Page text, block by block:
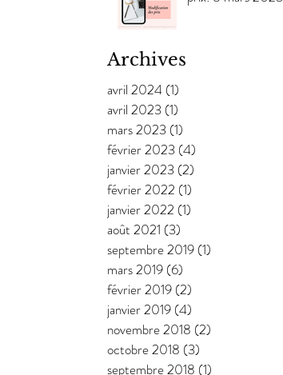
Archives
avril 2024 (1)
avril 2023 (1)
mars 2023 (1)
février 2023 (4)
janvier 2023 (2)
février 2022 (1)
janvier 2022 (1)
août 2021 (3)
septembre 2019 (1)
mars 2019 (6)
février 2019 (2)
janvier 2019 (4)
novembre 2018 (2)
octobre 2018 (3)
septembre 2018 (1)